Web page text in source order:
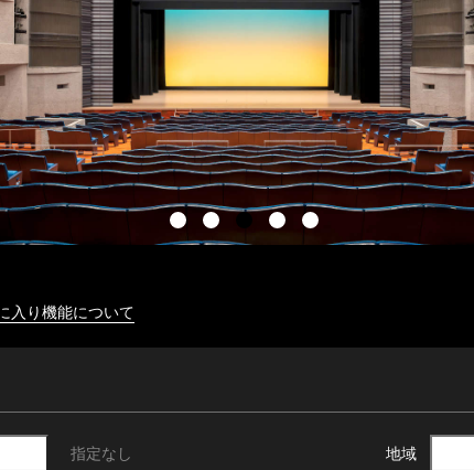
入り機能について
指定なし 地域